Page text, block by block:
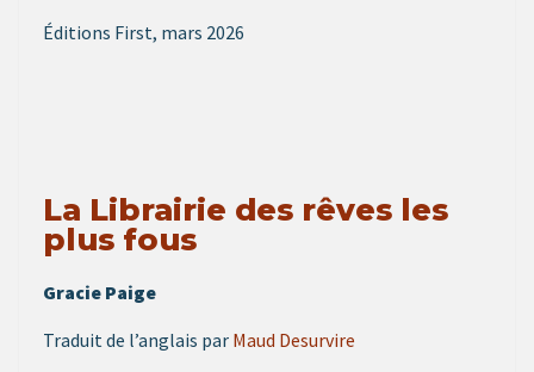
Éditions First, mars 2026
La Librairie des rêves les
plus fous
Gracie Paige
Traduit de l’anglais par Maud Desurvire